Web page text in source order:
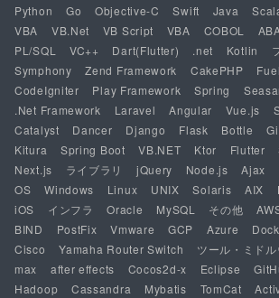
Python
Go Objective-C Swift Java
VBA
VB.Net VB Script VBA COBOL
PL/SQL
VC++ Dart(Flutter) .net Kotlin
Symphony
Zend Framework CakePHP
CodeIgniter
Play Framework Spring
.Net Framework
Laravel Angular Vue.js
Catalyst
Dancer Django Flask Bottle
Kitura
Spring Boot VB.NET Ktor Flutter
Next.js
ライブラリ jQuery Node.js Ajax
OS
Windows Linux UNIX Solaris AIX
iOS
インフラ Oracle MySQL その他
BIND
PostFix Vmware GCP Azure
Cisco
Yamaha Router Switch ツール・ミド
max
after effects Cocos2d-x Eclipse
Hadoop
Cassandra Mybatis TomCat